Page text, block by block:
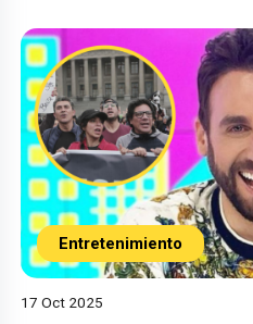
Entretenimiento
17 Oct 2025